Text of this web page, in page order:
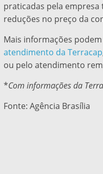
praticadas pela
reduções no preço da
Mais informações
atendimento da Terracap
ou pelo atendimento
*Com informações da
Fonte: Agência Brasília